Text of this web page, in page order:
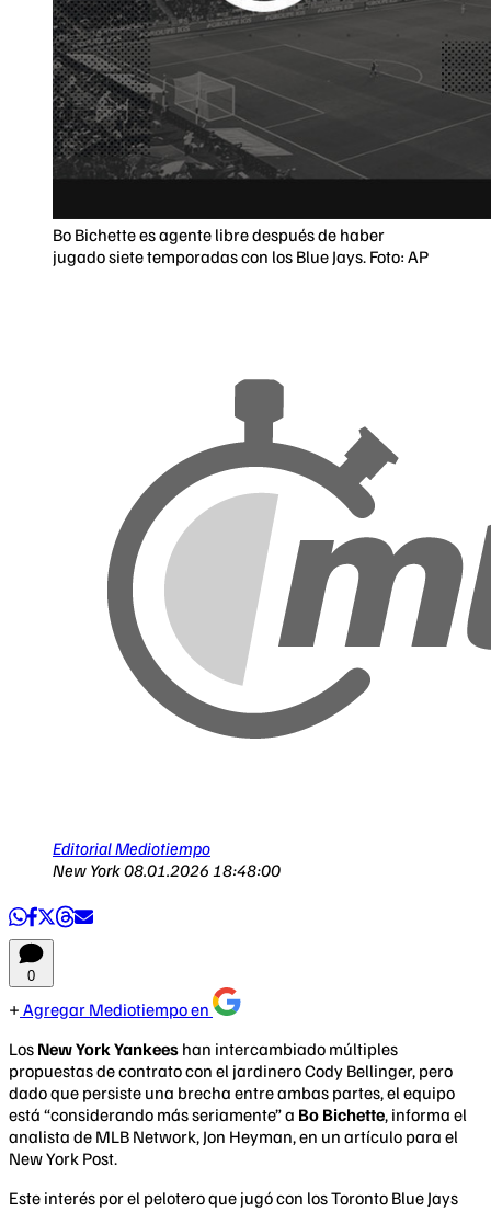
Bo Bichette es agente libre después de haber
jugado siete temporadas con los Blue Jays. Foto: AP
Editorial Mediotiempo
New York08.01.2026 18:48:00
0
Agregar Mediotiempo en
Los New York Yankees han intercambiado múltiples
propuestas de contrato con el jardinero Cody Bellinger, pero
dado que persiste una brecha entre ambas partes, el equipo
está “considerando más seriamente” a Bo Bichette, informa el
analista de MLB Network, Jon Heyman, en un artículo para el
New York Post.
Este interés por el pelotero que jugó con los Toronto Blue Jays